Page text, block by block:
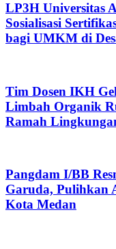
LP3H Universitas
Sosialisasi
bagi UMKM di
Tim Dosen IKH
Limbah Organik
Ramah
Pangdam I/BB
Garuda, Pulihkan
Kota Medan